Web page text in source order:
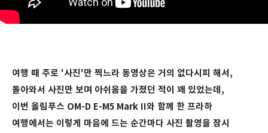
여행 때 주로 '사진'만 찍느라 동영상은 거의 없다시피 해서,
돌아와서 사진만 보며 아쉬움을 가졌던 적이 꽤 있었는데,
이번 올림푸스 OM-D E-M5 Mark II와 함께 한 프라하
여행에서는 이렇게 마음에 드는 순간마다 사진 촬영을 잠시